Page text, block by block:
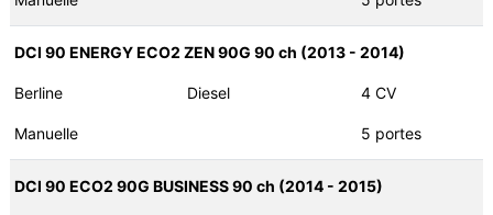
DCI 90 ENERGY ECO2 ZEN 90G 90 ch (2013 - 2014)
Berline Diesel 4 CV
Manuelle 5 portes
DCI 90 ECO2 90G BUSINESS 90 ch (2014 - 2015)